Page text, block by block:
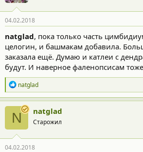
04.02.2018
natglad, пока только часть
целогин, и башмакам добавила.
заказала ещё. Думаю и катлеи с
будут. И наверное фаленопсисам
Р
е
а
к
ц
и
и
:
natglad
N natglad
Старожил
04.02.2018